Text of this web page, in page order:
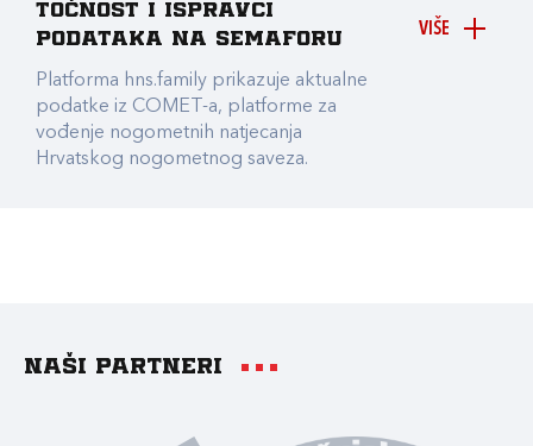
VIŠE
točnost i ispravci
podataka na Semaforu
Platforma hns.family prikazuje aktualne
podatke iz COMET-a, platforme za
vođenje nogometnih natjecanja
Hrvatskog nogometnog saveza.
Naši partneri